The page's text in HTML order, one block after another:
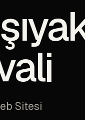
Sitesi